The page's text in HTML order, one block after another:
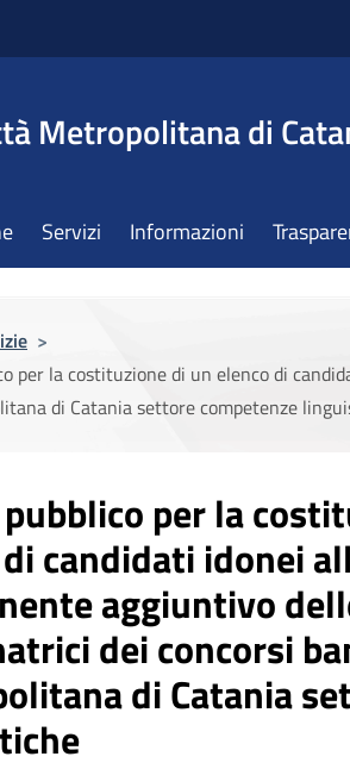
Metropolitana di
Servizi Informazioni
>
per la costituzione di un elenco di
di Catania settore competenze
per la
candidati idonei
aggiuntivo
dei concorsi
di Catania